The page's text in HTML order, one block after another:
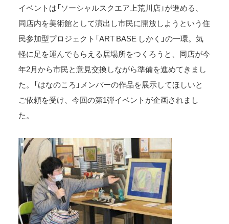
イベントは「ソーシャルスクエア上荒川店」が進める、
同店内を美術館として演出し市民に開放しようという住
民参加型プロジェクト「ART BASE しかく」の一環。気
軽に足を運んでもらえる居場所をつくろうと、同店が今
年2月から市民と意見交換しながら準備を進めてきまし
た。「はなのころ」メンバーの作品を展示してほしいと
ご依頼を受け、今回の第1弾イベントが企画されまし
た。